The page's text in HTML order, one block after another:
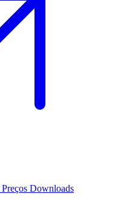
Preços Downloads